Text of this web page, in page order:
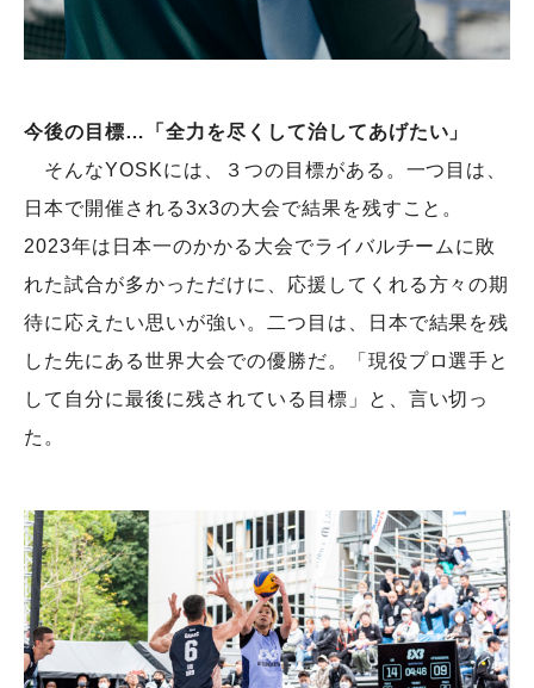
今後の目標…「全力を尽くして治してあげたい」
そんなYOSKには、３つの目標がある。一つ目は、
日本で開催される3x3の大会で結果を残すこと。
2023年は日本一のかかる大会でライバルチームに敗
れた試合が多かっただけに、応援してくれる方々の期
待に応えたい思いが強い。二つ目は、日本で結果を残
した先にある世界大会での優勝だ。「現役プロ選手と
して自分に最後に残されている目標」と、言い切っ
た。